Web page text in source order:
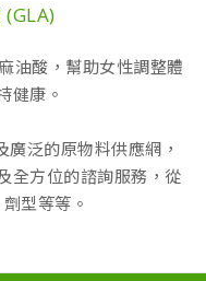
油酸，幫助女性調整體
健康。
泛的原物料供應網，
全方位的諮詢服務，從
型等等。